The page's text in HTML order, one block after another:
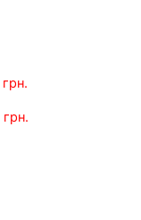
грн.
грн.